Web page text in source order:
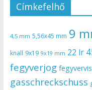
Címkefelhő
4,5 mm 5,56x45 mm 9
knall 9x19 9x19 mm 22 lr
fegyverjog
gasschreckschuss